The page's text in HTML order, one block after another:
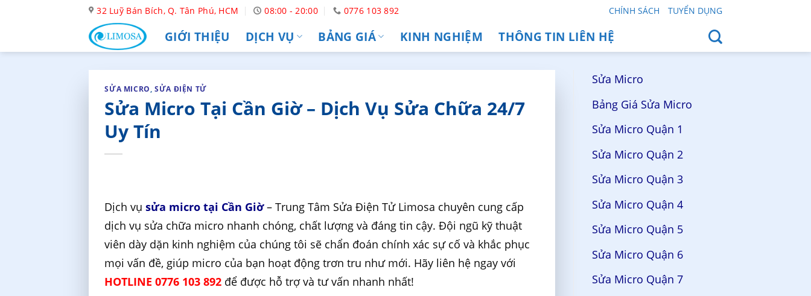
32 Luỹ Bán Bích, Q. Tân Phú, HCM 08:00 - 20:00 0776 103 892 CHÍNH SÁCH TUYỂN DỤNG
GIỚI THIỆU DỊCH VỤ BẢNG GIÁ KINH NGHIỆM THÔNG TIN LIÊN HỆ
SỬA MICRO,SỬA ĐIỆN TỬ
Sửa Micro Tại Cần Giờ – Dịch Vụ Sửa Chữa 24/7
Uy Tín
Dịch vụsửa micro tại Cần Giờ– Trung Tâm Sửa Điện Tử Limosa chuyên cung cấp
dịch vụ sửa chữa micro nhanh chóng, chất lượng và đáng tin cậy. Đội ngũ kỹ thuật
viên dày dặn kinh nghiệm của chúng tôi sẽ chẩn đoán chính xác sự cố và khắc phục
mọi vấn đề, giúp micro của bạn hoạt động trơn tru như mới. Hãy liên hệ ngay với
HOTLINE 0776 103 892 để được hỗ trợ và tư vấn nhanh nhất!
Sửa Micro
Bảng Giá Sửa Micro
Sửa Micro Quận 1
Sửa Micro Quận 2
Sửa Micro Quận 3
Sửa Micro Quận 4
Sửa Micro Quận 5
Sửa Micro Quận 6
Sửa Micro Quận 7